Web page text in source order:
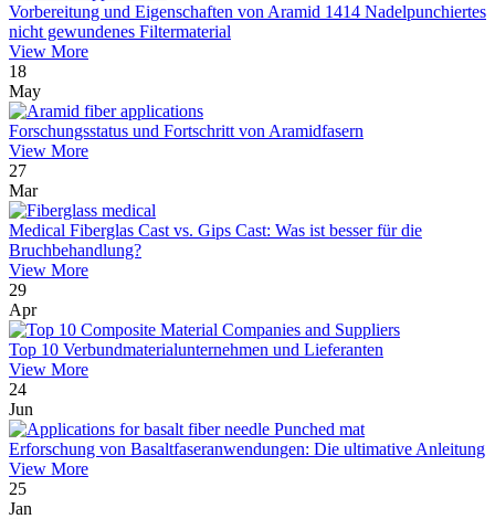
Vorbereitung und Eigenschaften von Aramid 1414 Nadelpunchiertes
nicht gewundenes Filtermaterial
View More
18
May
Forschungsstatus und Fortschritt von Aramidfasern
View More
27
Mar
Medical Fiberglas Cast vs. Gips Cast: Was ist besser für die
Bruchbehandlung?
View More
29
Apr
Top 10 Verbundmaterialunternehmen und Lieferanten
View More
24
Jun
Erforschung von Basaltfaseranwendungen: Die ultimative Anleitung
View More
25
Jan